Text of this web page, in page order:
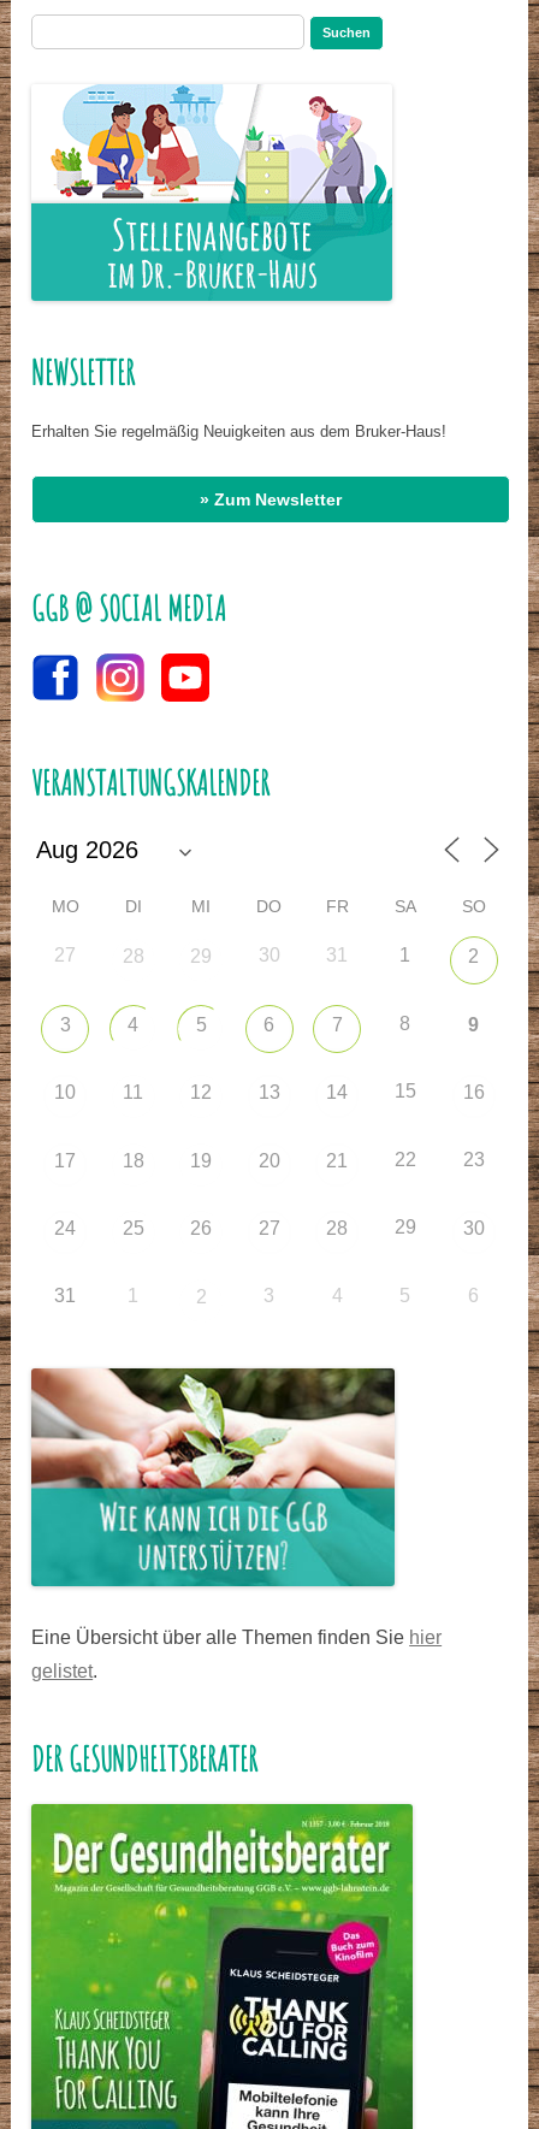
NEWSLETTER
Erhalten Sie regelmäßig Neuigkeiten aus dem Bruker-Haus!
» Zum Newsletter
GGB @ SOCIAL MEDIA
VERANSTALTUNGSKALENDER
MO DI MI DO FR SA SO
27 28 29 30 31 1 2
3 4 5 6 7 8 9
10 11 12 13 14 15 16
17 18 19 20 21 22 23
24 25 26 27 28 29 30
31 1 2 3 4 5 6
Eine Übersicht über alle Themen finden Sie hier
gelistet.
DER GESUNDHEITSBERATER